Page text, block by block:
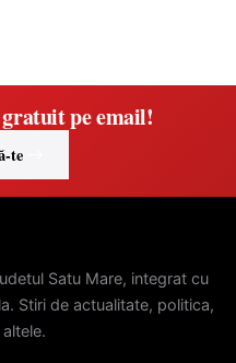
pe email!
te
Satu Mare, integrat cu
Stiri de actualitate, politica,